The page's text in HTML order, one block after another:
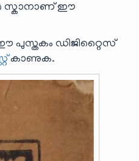
സ്കാനാണ് ഈ
പുസ്തകം ഡിജിറ്റൈസ്
കാണുക.